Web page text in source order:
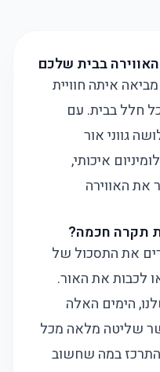
בבית שלכם
איתה חוויית
חלל בבית. עם
גווני אור
איכותי,
את האווירה
תקרה חכמה?
את התסכול של
לכבות את האור.
הימים האלה
שליטה מלאה מכל
במה שחשוב